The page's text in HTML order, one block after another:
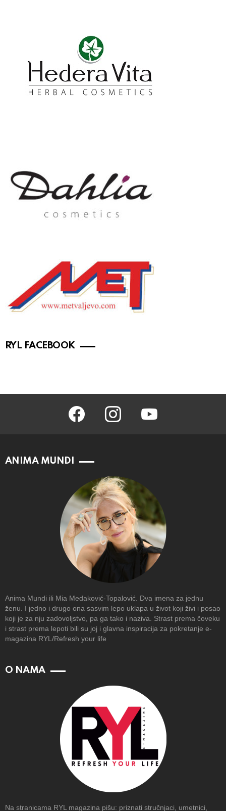
RYL FACEBOOK
facebook instagram youtube
ANIMA MUNDI
Anima Mundi ili Mia Medaković-Topalović. Dva imena za jednu
ženu. I jedno i drugo ona sasvim lepo uklapa u život koji živi i posao
koji je za nju zadovoljstvo, pa ga tako i naziva. Strast prema čoveku
i strast prema lepoti bili su joj i glavna inspiracija za pokretanje e-
magazina RYL/Refresh your life
O NAMA
Na stranicama RYL magazina pišu: priznati stručnjaci, umetnici,